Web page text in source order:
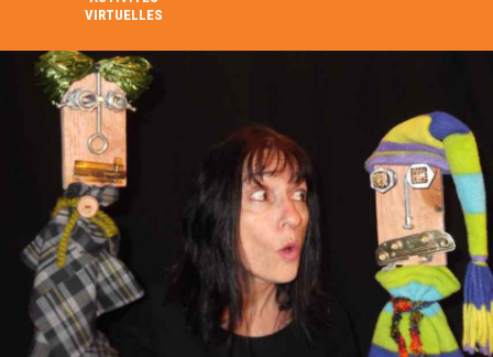
VIRTUELLES
RECHERCHE DANS LE RÉPERTOIRE
RECHERCHER Recherche avancée